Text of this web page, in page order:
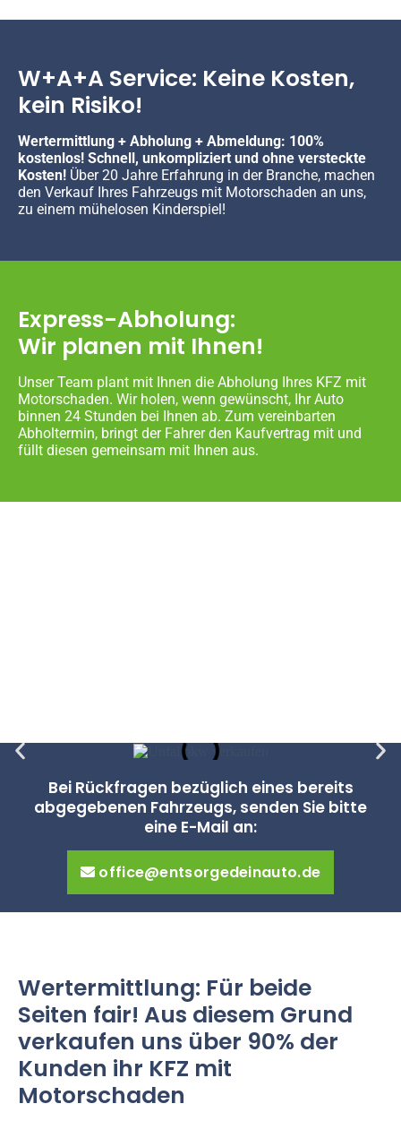
W+A+A Service: Keine Kosten,
kein Risiko!
Wertermittlung + Abholung + Abmeldung: 100%
kostenlos! Schnell, unkompliziert und ohne versteckte
Kosten! Über 20 Jahre Erfahrung in der Branche, machen
den Verkauf Ihres Fahrzeugs mit Motorschaden an uns,
zu einem mühelosen Kinderspiel!
Express-Abholung:
Wir planen mit Ihnen!
Unser Team plant mit Ihnen die Abholung Ihres KFZ mit
Motorschaden. Wir holen, wenn gewünscht, Ihr Auto
binnen 24 Stunden bei Ihnen ab. Zum vereinbarten
Abholtermin, bringt der Fahrer den Kaufvertrag mit und
füllt diesen gemeinsam mit Ihnen aus.
Bei Rückfragen bezüglich eines bereits
abgegebenen Fahrzeugs, senden Sie bitte
eine E-Mail an:
office@entsorgedeinauto.de
Wertermittlung: Für beide
Seiten fair! Aus diesem Grund
verkaufen uns über 90% der
Kunden ihr KFZ mit
Motorschaden